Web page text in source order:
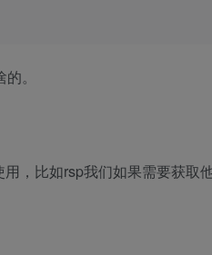
。
，比如rsp我们如果需要获取